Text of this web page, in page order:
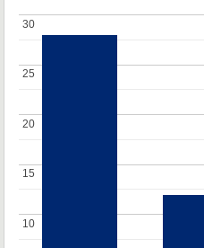
10
10
15
15
20
20
25
25
30
30